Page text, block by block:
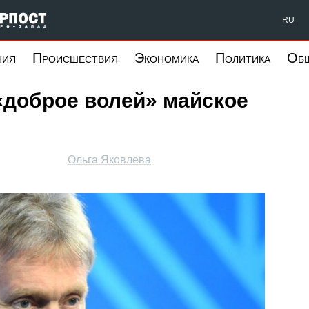
Форпост Северо-Запад RU
Происшествия Экономика Политика
волей» майское
Ольга Яковлева